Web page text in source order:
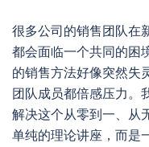
很多公司的销售团队在
都会面临一个共同的困
的销售方法好像突然失
团队成员都倍感压力。
解决这个从零到一、从
单纯的理论讲座，而是